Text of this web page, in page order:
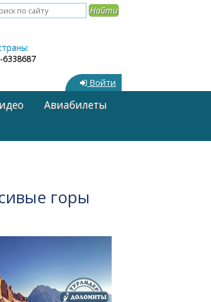
Войти
Авиабилеты
горы